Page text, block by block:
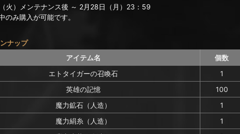
火）メンテナンス後 ～ 2月28日（月）23：59
み購入が可能です。
ナップ
アイテム名
個数
エトタイガーの召喚石
1
英雄の記憶
100
魔力鉱石（人造）
1
魔力絹糸（人造）
1